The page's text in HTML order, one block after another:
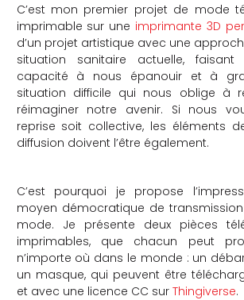
C’est mon premier projet de mode
imprimable sur une imprimante 3D
d’un projet artistique avec une
situation sanitaire actuelle,
capacité à nous épanouir et à
situation difficile qui nous oblige à
réimaginer notre avenir. Si nous
reprise soit collective, les éléments
diffusion doivent l’être également.
C’est pourquoi je propose
moyen démocratique de
mode. Je présente deux pièces
imprimables, que chacun peut
n’importe où dans le monde : un
un masque, qui peuvent être
et avec une licence CC sur Thingiverse.